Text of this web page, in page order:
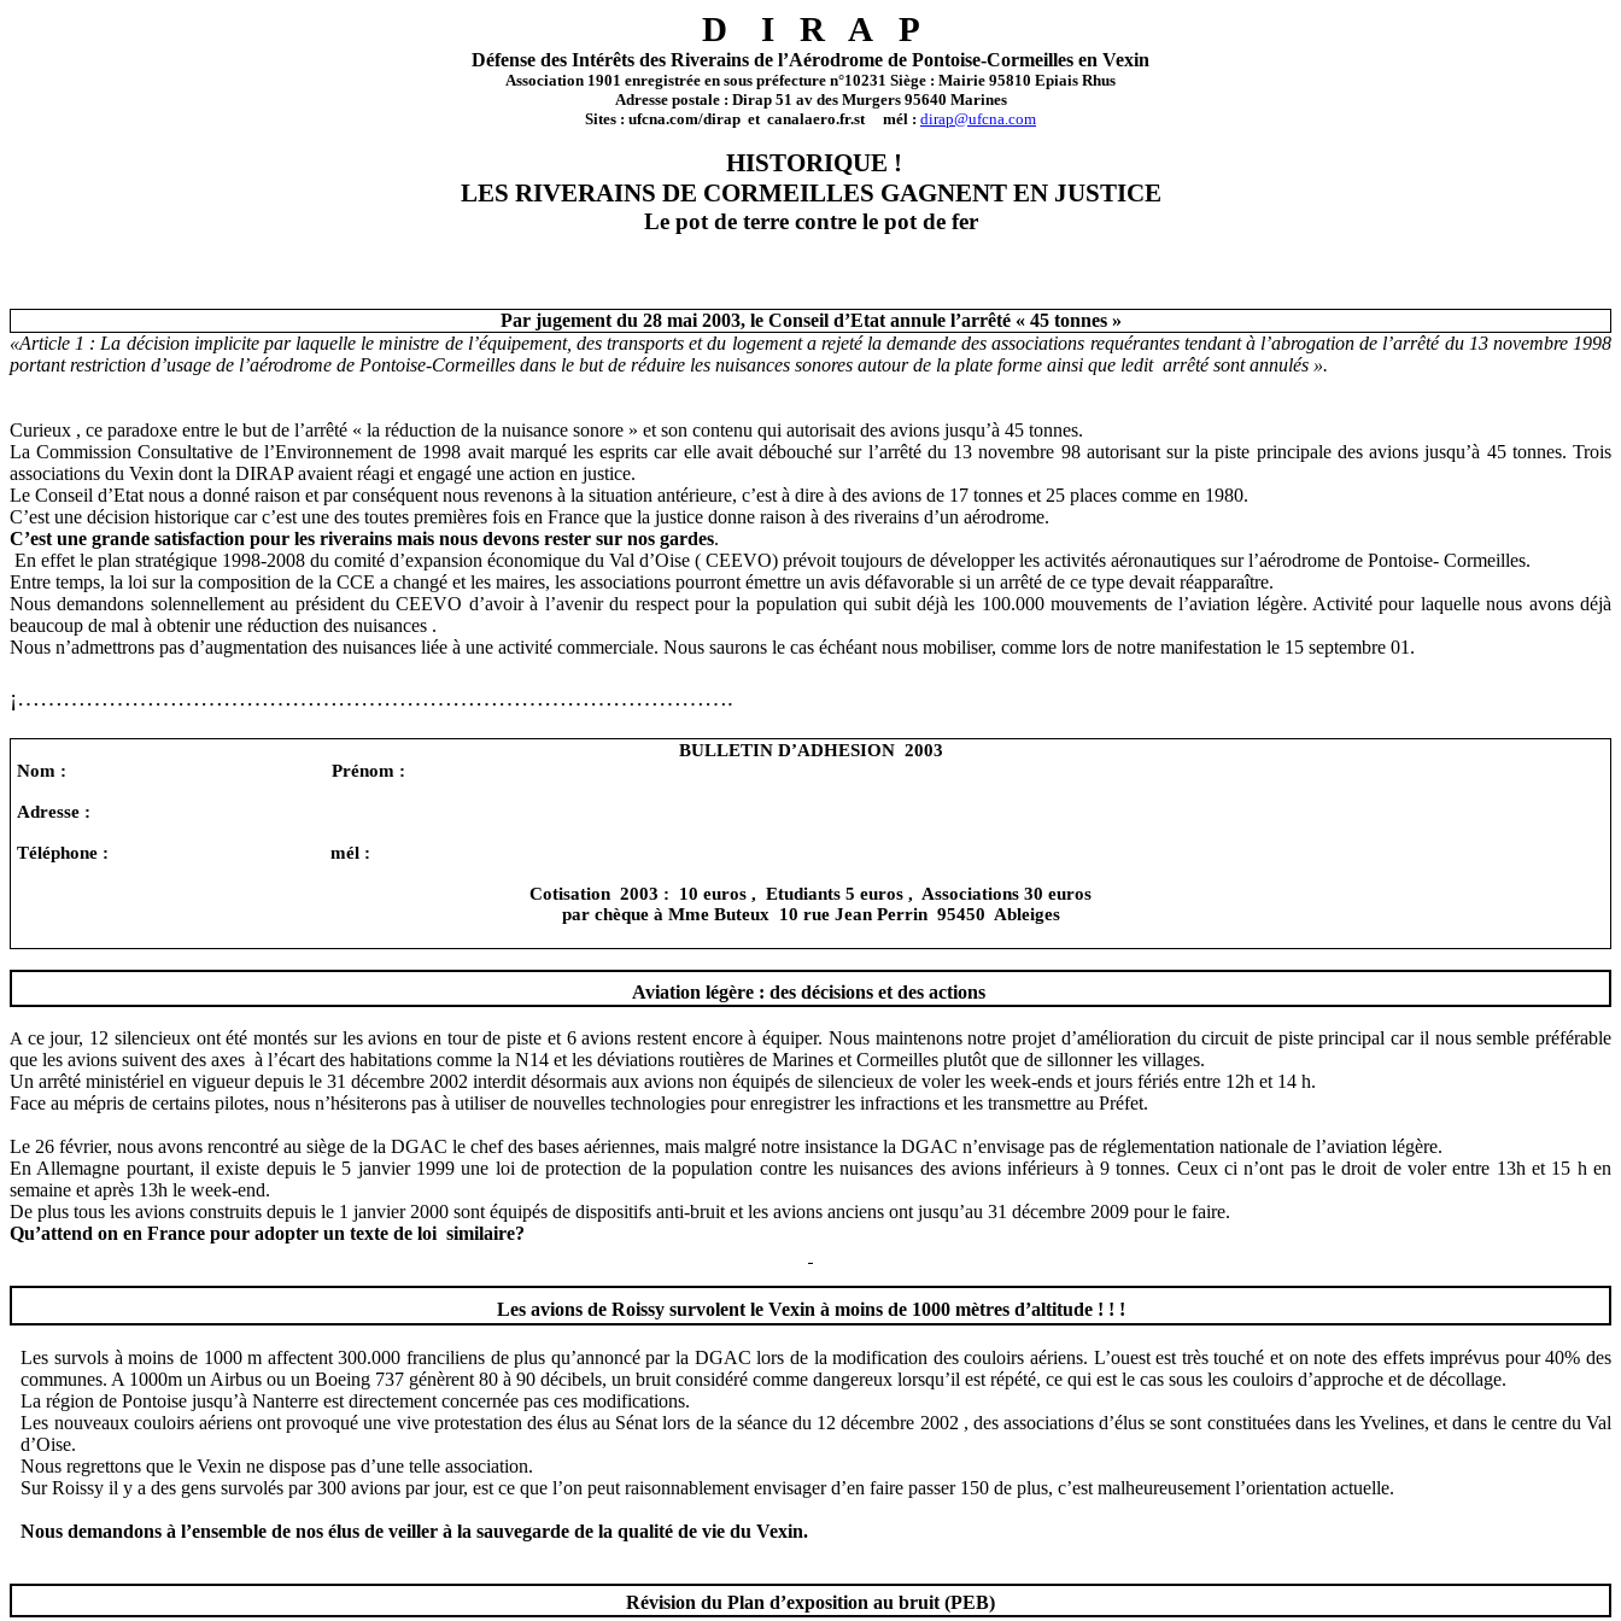
D I R A P
Défense des Intérêts des Riverains de l’Aérodrome de Pontoise-Cormeilles en Vexin
Association 1901 enregistrée en sous préfecture n°10231 Siège : Mairie 95810 Epiais Rhus
Adresse postale : Dirap 51 av des Murgers 95640 Marines
Sites : ufcna.com/dirap et canalaero.fr.st mél : dirap@ufcna.com
HISTORIQUE !
LES RIVERAINS DE CORMEILLES GAGNENT EN JUSTICE
Le pot de terre contre le pot de fer
Par jugement du 28 mai 2003, le Conseil d’Etat annulel’arrêté « 45 tonnes »
«Article 1 : La décision implicite par laquelle le ministre de l’équipement, des transports et du logement a rejeté la demande des associations requérantes tendant à l’abrogation de l’arrêté du 13 novembre 1998
portant restriction d’usage de l’aérodrome de Pontoise-Cormeilles dans le but de réduire les nuisances sonores autour de la plate forme ainsi que ledit arrêté sont annulés ».
Curieux , ce paradoxe entre le but de l’arrêté « la réduction de la nuisance sonore » et son contenu qui autorisait des avions jusqu’à 45 tonnes.
La Commission Consultative de l’Environnement de 1998 avait marqué les esprits car elle avait débouché sur l’arrêté du 13 novembre 98 autorisant sur la piste principale des avions jusqu’à 45 tonnes. Trois
associations du Vexin dont la DIRAP avaient réagi et engagé une action en justice.
Le Conseil d’Etat nous a donné raison et par conséquent nous revenons à la situation antérieure, c’est à dire à des avions de 17 tonnes et 25 places comme en 1980.
C’est une décision historique car c’est une des toutes premières fois en France que la justice donne raison à des riverains d’un aérodrome.
C’est une grande satisfaction pour les riverains mais nous devons rester sur nos gardes.
En effet le plan stratégique 1998-2008 du comité d’expansion économique du Val d’Oise ( CEEVO) prévoit toujours de développer les activités aéronautiques sur l’aérodrome de Pontoise- Cormeilles.
Entre temps, la loi sur la composition de la CCE a changé et les maires, les associations pourront émettre un avis défavorable si un arrêté de ce type devait réapparaître.
Nous demandons solennellement au président du CEEVO d’avoir à l’avenir du respect pour la population qui subit déjà les 100.000 mouvements de l’aviation légère. Activité pour laquelle nous avons déjà
beaucoup de mal à obtenir une réduction des nuisances .
Nous n’admettrons pas d’augmentation des nuisances liée à une activité commerciale. Nous saurons le cas échéant nous mobiliser, comme lors de notre manifestation le 15 septembre 01.
¡………………………………………………………………………………….
BULLETIN D’ADHESION 2003
Nom :
Prénom :
Adresse :
Téléphone : mél :
Cotisation 2003 : 10 euros , Etudiants 5 euros , Associations 30 euros
par chèque à Mme Buteux 10 rue Jean Perrin 95450 Ableiges
Aviation légère : des décisions et des actions
A ce jour, 12 silencieux ont été montés sur les avions en tour de piste et 6 avions restent encore à équiper. Nous maintenons notre projet d’amélioration du circuit de piste principal car il nous semble préférable
que les avions suivent des axes à l’écart des habitations comme la N14 et les déviations routières de Marines et Cormeilles plutôt que de sillonner les villages.
Un arrêté ministériel en vigueur depuis le 31 décembre 2002 interdit désormais aux avions non équipés de silencieux de voler les week-ends et jours fériés entre 12h et 14 h.
Face au mépris de certains pilotes, nous n’hésiterons pas à utiliser de nouvelles technologies pour enregistrer les infractions et les transmettre au Préfet.
Le 26 février, nous avons rencontré au siège de la DGAC le chef des bases aériennes, mais malgré notre insistance la DGAC n’envisage pas de réglementation nationale de l’aviation légère.
En Allemagne pourtant, il existe depuis le 5 janvier 1999 une loi de protection de la population contre les nuisances des avions inférieurs à 9 tonnes. Ceux ci n’ont pas le droit de voler entre 13h et 15 h en
semaine et après 13h le week-end.
De plus tous les avions construits depuis le 1 janvier 2000 sont équipés de dispositifs anti-bruit et les avions anciens ont jusqu’au 31 décembre 2009 pour le faire.
Qu’attend on en France pour adopter un texte de loi similaire?
Les avions de Roissy survolent le Vexin à moins de 1000 mètres d’altitude ! ! !
Les survols à moins de 1000 m affectent 300.000 franciliens de plus qu’annoncé par la DGAC lors de la modification des couloirs aériens. L’ouest est très touché et on note des effets imprévus pour 40% des
communes. A 1000m un Airbus ou un Boeing 737 génèrent 80 à 90 décibels, un bruit considéré comme dangereux lorsqu’il est répété, ce qui est le cas sous les couloirs d’approche et de décollage.
La région de Pontoise jusqu’à Nanterre est directement concernée pas ces modifications.
Les nouveaux couloirs aériens ont provoqué une vive protestation des élus au Sénat lors de la séance du 12 décembre 2002 , des associations d’élus se sont constituées dans les Yvelines, et dans le centre du Val
d’Oise.
Nous regrettons que le Vexin ne dispose pas d’une telle association.
Sur Roissy il y a des gens survolés par 300 avions par jour, est ce que l’on peut raisonnablement envisager d’en faire passer 150 de plus, c’est malheureusement l’orientation actuelle.
Nous demandons à l’ensemble de nos élus de veiller à la sauvegarde de la qualité de vie du Vexin.
Révision du Plan d’exposition au bruit (PEB)